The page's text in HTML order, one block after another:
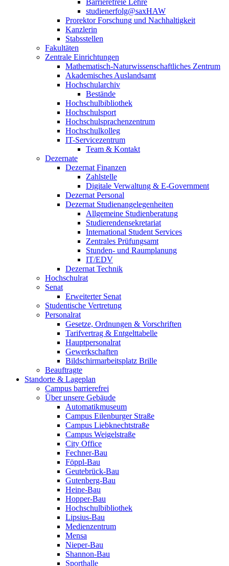
studienerfolg@saxHAW
Prorektor Forschung und Nachhaltigkeit
Kanzlerin
Stabsstellen
Fakultäten
Zentrale Einrichtungen
Mathematisch-Naturwissenschaftliches Zentrum
Akademisches Auslandsamt
Hochschularchiv
Bestände
Hochschulbibliothek
Hochschulsport
Hochschulsprachenzentrum
Hochschulkolleg
IT-Servicezentrum
Team & Kontakt
Dezernate
Dezernat Finanzen
Zahlstelle
Digitale Verwaltung & E-Government
Dezernat Personal
Dezernat Studienangelegenheiten
Allgemeine Studienberatung
Studierendensekretariat
International Student Services
Zentrales Prüfungsamt
Stunden- und Raumplanung
IT/EDV
Dezernat Technik
Hochschulrat
Senat
Erweiterter Senat
Studentische Vertretung
Personalrat
Gesetze, Ordnungen & Vorschriften
Tarifvertrag & Entgelttabelle
Hauptpersonalrat
Gewerkschaften
Bildschirmarbeitsplatz Brille
Beauftragte
Standorte & Lageplan
Campus barrierefrei
Über unsere Gebäude
Automatikmuseum
Campus Eilenburger Straße
Campus Liebknechtstraße
Campus Weigelstraße
City Office
Fechner-Bau
Föppl-Bau
Geutebrück-Bau
Gutenberg-Bau
Heine-Bau
Hopper-Bau
Hochschulbibliothek
Lipsius-Bau
Medienzentrum
Mensa
Nieper-Bau
Shannon-Bau
Sporthalle